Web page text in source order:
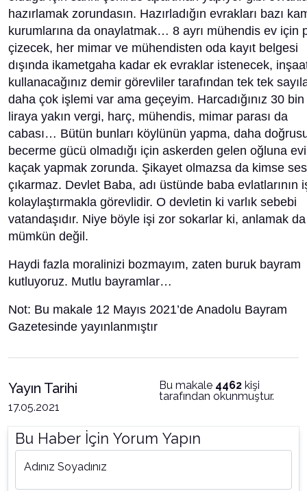
hazırlamak zorundasın. Hazırladığın evrakları bazı
kurumlarına da onaylatmak… 8 ayrı mühendis ev için
çizecek, her mimar ve mühendisten oda kayıt belgesi
dışında ikametgaha kadar ek evraklar istenecek,
kullanacağınız demir görevliler tarafından tek tek
daha çok işlemi var ama geçeyim. Harcadığınız 30 bin
liraya yakın vergi, harç, mühendis, mimar parası da
cabası… Bütün bunları köylünün yapma, daha
becerme gücü olmadığı için askerden gelen oğluna evi
kaçak yapmak zorunda. Şikayet olmazsa da kimse
çıkarmaz. Devlet Baba, adı üstünde baba evlatlarının
kolaylaştırmakla görevlidir. O devletin ki varlık sebebi
vatandaşıdır. Niye böyle işi zor sokarlar ki, anlamak da
mümkün değil.
Haydi fazla moralinizi bozmayım, zaten buruk bayram
kutluyoruz. Mutlu bayramlar…
Not: Bu makale 12 Mayıs 2021’de Anadolu Bayram
Gazetesinde yayınlanmıştır
Yayın Tarihi
17.05.2021
Bu makale 4462 kişi
tarafından okunmuştur.
Bu Haber İçin Yorum Yapın
Adınız Soyadınız